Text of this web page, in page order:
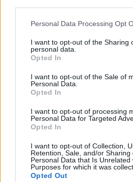
Personal Data Processing Opt
I want to opt-out of the Sharing
personal data.
Opted In
I want to opt-out of the Sale of
Personal Data.
Opted In
I want to opt-out of processing
Personal Data for Targeted
Opted In
I want to opt-out of Collection,
Retention, Sale, and/or Sharing
Personal Data that Is Unrelated
Purposes for which it was
Opted Out
mizející druhy rostlin a živočichů, jako
Rezekvítek, která se o oblast stará.
kras, má rozlohu kolem 80 hektarů.
I po 100 letech je cihlová
v dobrém stavu
26.7.2026 16:24 | PARDUBICE (
vejčitý profil stok, který zlepšuje jejich
odvádět víc vody při přívalových
pardubických vodáren Erik Jandera.